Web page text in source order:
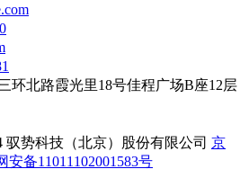
环北路霞光里18号佳程广场B座12层
驭势科技（北京）股份有限公司 京
安备11011102001583号